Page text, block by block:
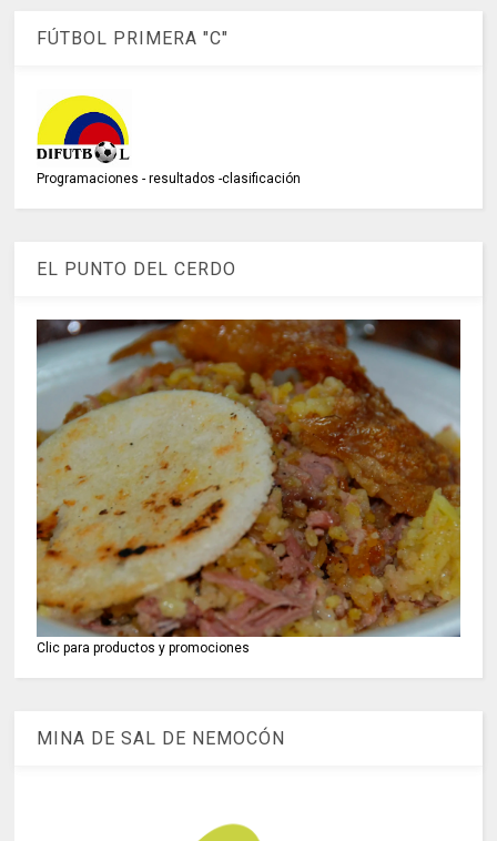
FÚTBOL PRIMERA "C"
Programaciones - resultados -clasificación
EL PUNTO DEL CERDO
Clic para productos y promociones
MINA DE SAL DE NEMOCÓN